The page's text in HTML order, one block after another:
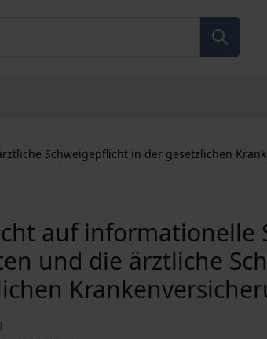
Schweigepflicht in der gesetzlichen
auf informationelle
und die ärztliche